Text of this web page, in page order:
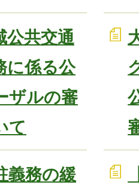
公共交通
に係る公
ザルの審
て
義務の緩